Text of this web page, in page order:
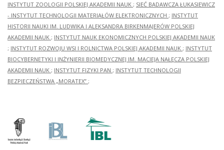
INSTYTUT ZOOLOGII POLSKIEJ AKADEMII NAUK ; SIEĆ BADAWCZA ŁUKASIEWICZ
- INSTYTUT TECHNOLOGII MATERIAŁÓW ELEKTRONICZNYCH ; INSTYTUT
HISTORII NAUKI IM. LUDWIKA I ALEKSANDRA BIRKENMAJERÓW POLSKIEJ
AKADEMII NAUK ; INSTYTUT NAUK EKONOMICZNYCH POLSKIEJ AKADEMII NAUK
; INSTYTUT ROZWOJU WSI I ROLNICTWA POLSKIEJ AKADEMII NAUK ; INSTYTUT
BIOCYBERNETYKI I INŻYNIERII BIOMEDYCZNEJ IM. MACIEJA NAŁĘCZA POLSKIEJ
AKADEMII NAUK ; INSTYTUT FIZYKI PAN ; INSTYTUT TECHNOLOGII
BEZPIECZEŃSTWA „MORATEX” ;